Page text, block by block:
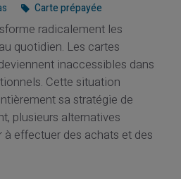
Carte prépayée
radicalement les
quotidien. Les cartes
inaccessibles dans
Cette situation
sa stratégie de
plusieurs alternatives
effectuer des achats et des